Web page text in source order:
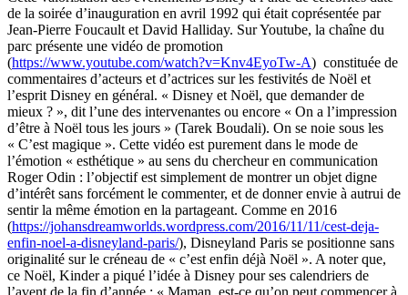
de la soirée d’inauguration en avril 1992 qui était coprésentée par
Jean-Pierre Foucault et David Halliday. Sur Youtube, la chaîne du
parc présente une vidéo de promotion
(https://www.youtube.com/watch?v=Knv4EyoTw-A) constituée de
commentaires d’acteurs et d’actrices sur les festivités de Noël et
l’esprit Disney en général. « Disney et Noël, que demander de
mieux ? », dit l’une des intervenantes ou encore « On a l’impression
d’être à Noël tous les jours » (Tarek Boudali). On se noie sous les
« C’est magique ». Cette vidéo est purement dans le mode de
l’émotion « esthétique » au sens du chercheur en communication
Roger Odin : l’objectif est simplement de montrer un objet digne
d’intérêt sans forcément le commenter, et de donner envie à autrui de
sentir la même émotion en la partageant. Comme en 2016
(https://johansdreamworlds.wordpress.com/2016/11/11/cest-deja-
enfin-noel-a-disneyland-paris/), Disneyland Paris se positionne sans
originalité sur le créneau de « c’est enfin déjà Noël ». A noter que,
ce Noël, Kinder a piqué l’idée à Disney pour ses calendriers de